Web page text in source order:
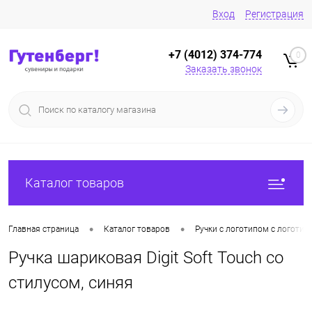
Вход Регистрация
+7 (4012) 374-774
Заказать звонок
0
Каталог товаров
Главная страница • Каталог товаров • Ручки с логотипом с
Ручка шариковая Digit Soft Touch со
стилусом, синяя